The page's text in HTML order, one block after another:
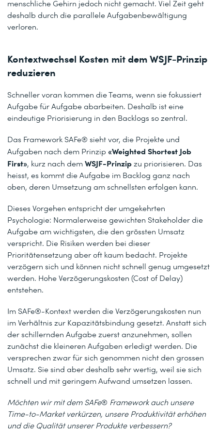
menschliche Gehirn jedoch nicht gemacht. Viel Zeit geht
deshalb durch die parallele Aufgabenbewältigung
verloren.
Kontextwechsel Kosten mit dem WSJF-Prinzip
reduzieren
Schneller voran kommen die Teams, wenn sie fokussiert
Aufgabe für Aufgabe abarbeiten. Deshalb ist eine
eindeutige Priorisierung in den Backlogs so zentral.
Das Framework SAFe® sieht vor, die Projekte und
Aufgaben nach dem Prinzip «Weighted Shortest Job
First», kurz nach demWSJF-Prinzipzu priorisieren. Das
heisst, es kommt die Aufgabe im Backlog ganz nach
oben, deren Umsetzung am schnellsten erfolgen kann.
Dieses Vorgehen entspricht der umgekehrten
Psychologie: Normalerweise gewichten Stakeholder die
Aufgabe am wichtigsten, die den grössten Umsatz
verspricht. Die Risiken werden bei dieser
Prioritätensetzung aber oft kaum bedacht. Projekte
verzögern sich und können nicht schnell genug umgesetzt
werden. Hohe Verzögerungskosten (Cost of Delay)
entstehen.
Im SAFe®-Kontext werden die Verzögerungskosten nun
im Verhältnis zur Kapazitätsbindung gesetzt. Anstatt sich
der schillernden Aufgabe zuerst anzunehmen, sollen
zunächst die kleineren Aufgaben erledigt werden. Die
versprechen zwar für sich genommen nicht den grossen
Umsatz. Sie sind aber deshalb sehr wertig, weil sie sich
schnell und mit geringem Aufwand umsetzen lassen.
Möchten wir mit dem SAFe® Framework auch unsere
Time-to-Market verkürzen, unsere Produktivität erhöhen
und die Qualität unserer Produkte verbessern?